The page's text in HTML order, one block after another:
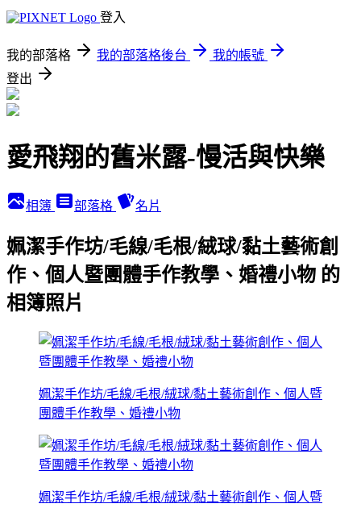
登入
我的部落格 我的部落格後台
我的帳號
登出
愛飛翔的舊米露-慢活與快樂
相簿 部落格 名片
姵潔手作坊/毛線/毛根/絨球/黏土藝術創
作、個人暨團體手作教學、婚禮小物 的
相簿照片
姵潔手作坊/毛線/毛根/絨球/黏土藝術創作、個人暨
團體手作教學、婚禮小物
姵潔手作坊/毛線/毛根/絨球/黏土藝術創作、個人暨